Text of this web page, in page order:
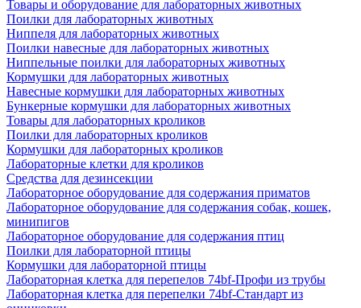
Товары и оборудование для лабораторных животных
Поилки для лабораторных животных
Ниппеля для лабораторных животных
Поилки навесные для лабораторных животных
Ниппельные поилки для лабораторных животных
Кормушки для лабораторных животных
Навесные кормушки для лабораторных животных
Бункерные кормушки для лабораторных животных
Товары для лабораторных кроликов
Поилки для лабораторных кроликов
Кормушки для лабораторных кроликов
Лабораторные клетки для кроликов
Средства для дезинсекции
Лабораторное оборудование для содержания приматов
Лабораторное оборудование для содержания собак, кошек,
минипигов
Лабораторное оборудование для содержания птиц
Поилки для лабораторной птицы
Кормушки для лабораторной птицы
Лабораторная клетка для перепелов 74bf-Профи из трубы
Лабораторная клетка для перепелки 74bf-Стандарт из